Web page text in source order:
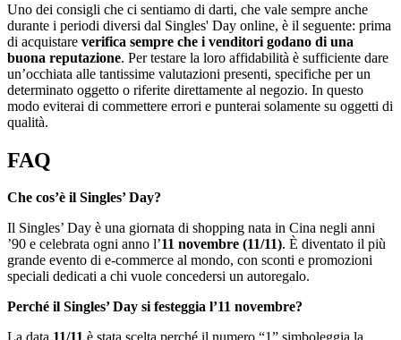
Uno dei consigli che ci sentiamo di darti, che vale sempre anche
durante i periodi diversi dal Singles' Day online, è il seguente: prima
di acquistare verifica sempre che i venditori godano di una
buona reputazione. Per testare la loro affidabilità è sufficiente dare
un’occhiata alle tantissime valutazioni presenti, specifiche per un
determinato oggetto o riferite direttamente al negozio. In questo
modo eviterai di commettere errori e punterai solamente su oggetti di
qualità.
FAQ
Che cos’è il Singles’ Day?
Il Singles’ Day è una giornata di shopping nata in Cina negli anni
’90 e celebrata ogni anno l’11 novembre (11/11). È diventato il più
grande evento di e-commerce al mondo, con sconti e promozioni
speciali dedicati a chi vuole concedersi un autoregalo.
Perché il Singles’ Day si festeggia l’11 novembre?